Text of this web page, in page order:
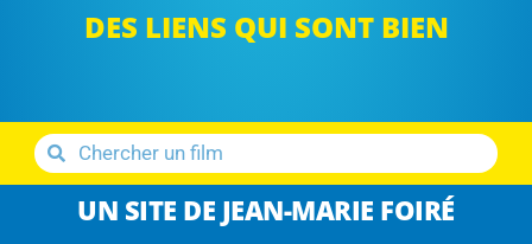
DES LIENS QUI SONT BIEN
UN SITE DE JEAN-MARIE FOIRÉ